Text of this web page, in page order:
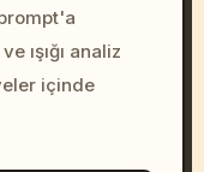
ışığı analiz
içinde